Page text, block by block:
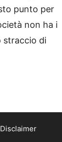
punto per
non ha i
straccio di
Disclaimer